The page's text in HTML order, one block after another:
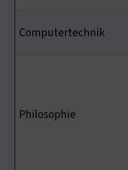
Computertechnik
Philosophie